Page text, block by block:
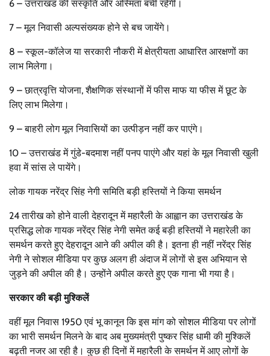
6 – उत्तराखंड की संस्कृति और अस्मिता बची रहेगी।
7 – मूल निवासी अल्पसंख्यक होने से बच जायेंगे।
8 – स्कूल-कॉलेज या सरकारी नौकरी में क्षेत्रीयता आधारित आरक्षणों का
लाभ मिलेगा।
9 – छात्रवृत्ति योजना, शैक्षणिक संस्थानों में फीस माफ या फीस में छूट के
लिए लाभ मिलेगा।
9 – बाहरी लोग मूल निवासियों का उत्पीड़न नहीं कर पाएंगे।
10 – उत्तराखंड में गुंडे-बदमाश नहीं पनप पाएंगे और यहां के मूल निवासी खुली
हवा में सांस ले पायेंगे।
लोक गायक नरेंद्र सिंह नेगी समिति बड़ी हस्तियों ने किया समर्थन
24 तारीख को होने वाली देहरादून में महारैली के आह्वान का उत्तराखंड के
प्रसिद्ध लोक गायक नरेंद्र सिंह नेगी समेत कई बड़ी हस्तियों ने महारेली का
समर्थन करते हुए देहरादून आने की अपील की है। इतना ही नहीं नरेंद्र सिंह
नेगी ने सोशल मीडिया पर कुछ अलग ही अंदाज में लोगों से इस अभियान से
जुड़ने की अपील की है। उन्होंने अपील करते हुए एक गाना भी गया है।
सरकार की बड़ी मुश्किलें
वहीं मूल निवास 1950 एवं भू कानून कि इस मांग को सोशल मीडिया पर लोगों
का भारी समर्थन मिलने के बाद अब मुख्यमंत्री पुष्कर सिंह धामी की मुश्किलें
बढ़ती नजर आ रही है। कुछ ही दिनों में महारैली के समर्थन में आए लोगों के